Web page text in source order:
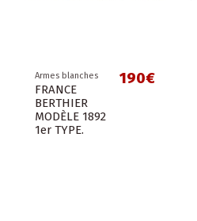
Armes blanches
FRANCE
BERTHIER
MODÈLE 1892
1er TYPE.
190€